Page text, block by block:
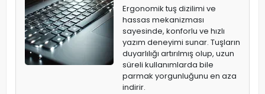
Ergonomik tuş dizilimi ve
hassas mekanizması
sayesinde, konforlu ve hızlı
yazım deneyimi sunar. Tuşların
duyarlılığı artırılmış olup, uzun
süreli kullanımlarda bile
parmak yorgunluğunu en aza
indirir.